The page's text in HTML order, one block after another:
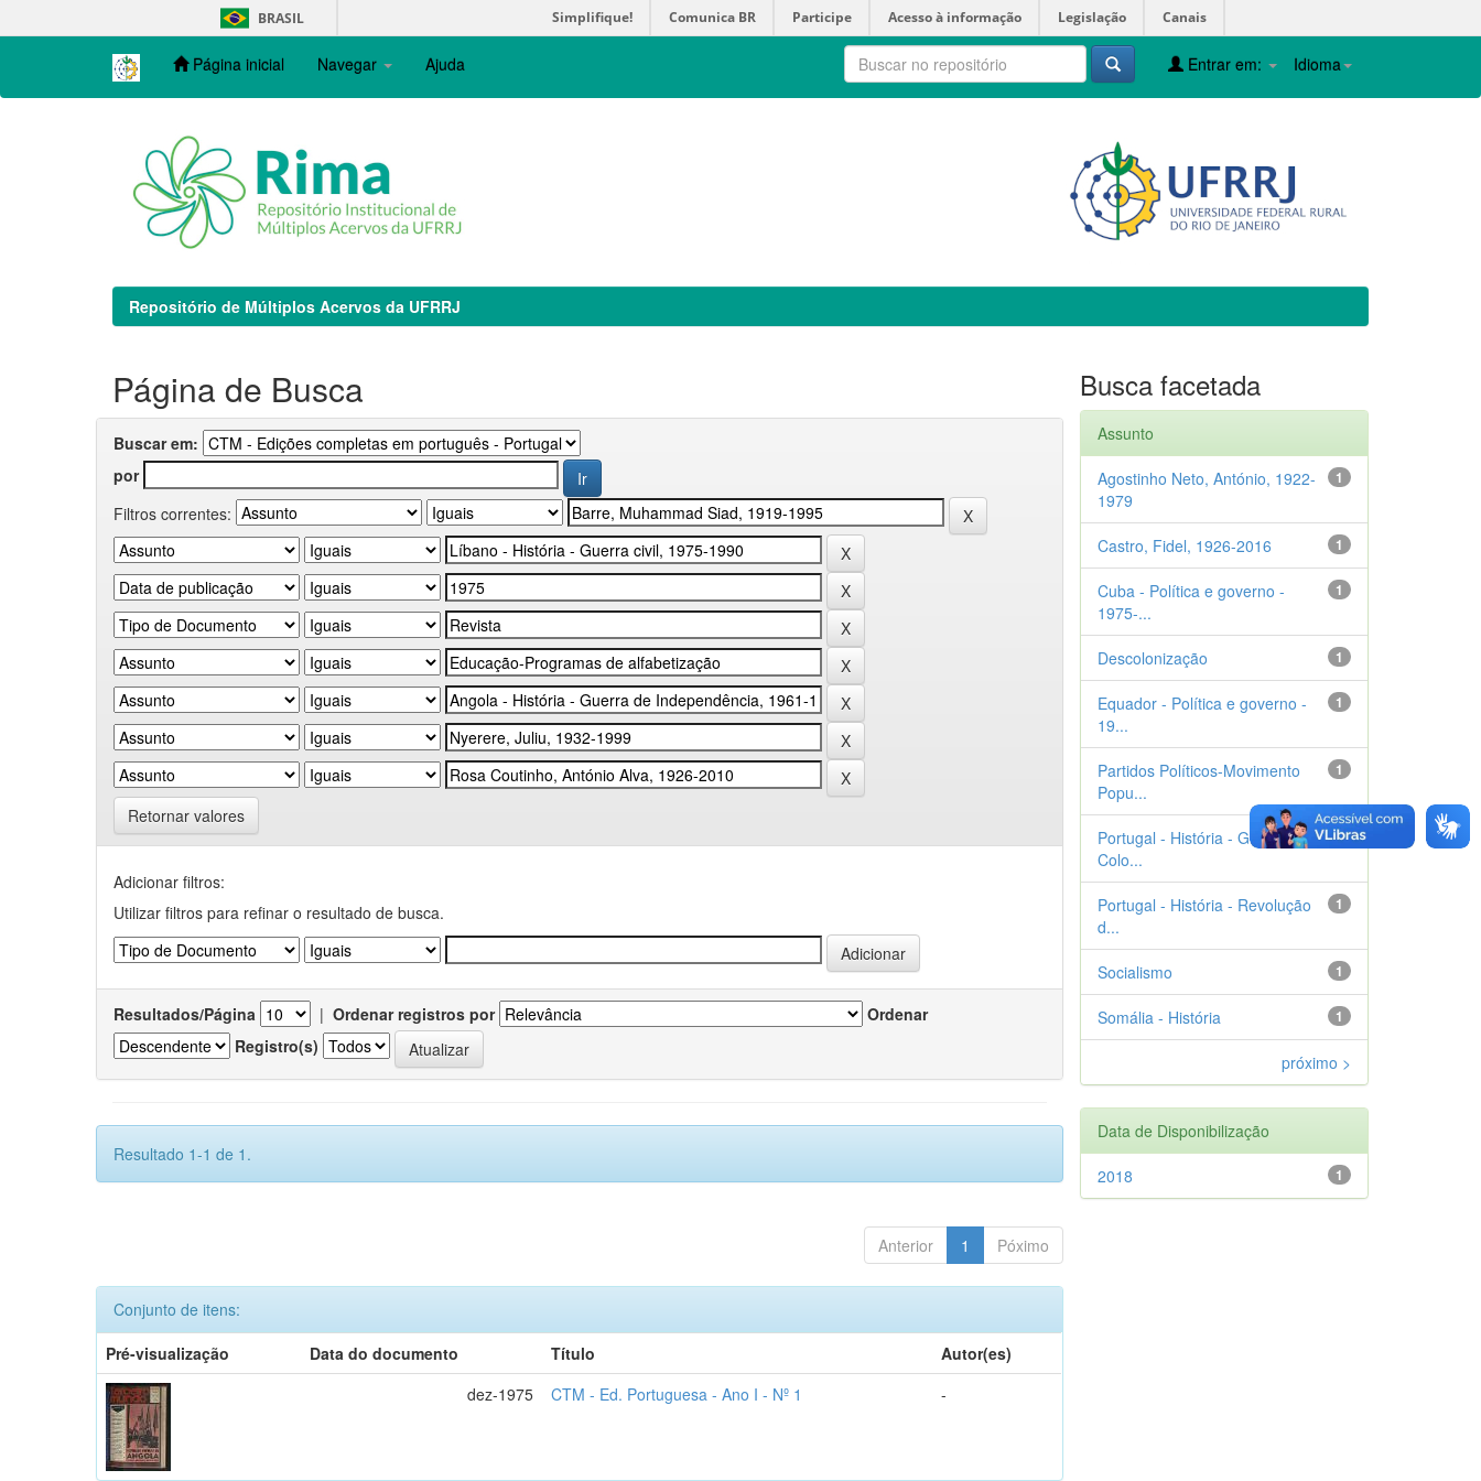
navigation
BRASIL Simplifique! Comunica BR Participe Acesso à informação Legislação Canais
Página inicial Navegar Ajuda Idioma
Entrar em:
Repositório de Múltiplos Acervos da UFRRJ
Página de Busca
Buscar em:
por
Filtros correntes:
Retornar valores
Adicionar filtros:
Utilizar filtros para refinar o resultado de busca.
Resultados/Página | Ordenar registros por
Ordenar
Registro(s)
Resultado 1-1 de 1.
Anterior 1 Póximo
Conjunto de itens:
Pré-visualização
Data do documento Título
Autor(es)
dez-1975
CTM - Ed. Portuguesa - Ano I - Nº 1 -
Busca facetada
Assunto
1
Agostinho Neto, António, 1922-
1979
1
Castro, Fidel, 1926-2016
1
Cuba - Política e governo -
1975-...
1
Descolonização
1
Equador - Política e governo -
19...
1
Partidos Políticos-Movimento
Popu...
1
Portugal - História - Guerra
Colo...
1
Portugal - História - Revolução
d...
1
Socialismo
1
Somália - História
próximo >
Data de Disponibilização
1
2018